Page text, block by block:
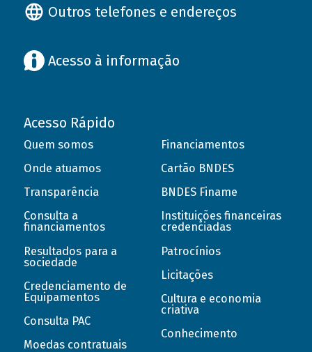
Outros telefones e endereços
Acesso à informação
Acesso Rápido
Quem somos
Onde atuamos
Transparência
Consulta a
financiamentos
Resultados para a
sociedade
Credenciamento de
Equipamentos
Consulta PAC
Moedas contratuais
Financiamentos
Cartão BNDES
BNDES Finame
Instituições financeiras
credenciadas
Patrocínios
Licitações
Cultura e economia
criativa
Conhecimento